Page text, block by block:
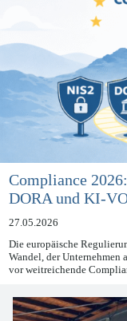
Compliance
DORA und KI-VO
27.05.2026
Die europäische
Wandel, der Unternehmen